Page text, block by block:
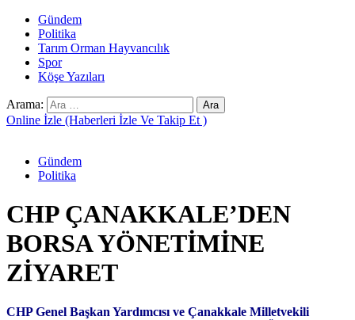
Gündem
Politika
Tarım Orman Hayvancılık
Spor
Köşe Yazıları
Arama:
Online İzle (Haberleri İzle Ve Takip Et )
Gündem
Politika
CHP ÇANAKKALE’DEN
BORSA YÖNETİMİNE
ZİYARET
CHP Genel Başkan Yardımcısı ve Çanakkale Milletvekili